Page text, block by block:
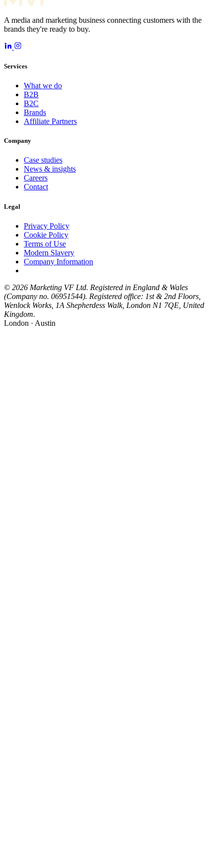
A media and marketing business connecting customers with the
brands they're ready to buy.
Services
What we do
B2B
B2C
Brands
Affiliate Partners
Company
Case studies
News & insights
Careers
Contact
Legal
Privacy Policy
Cookie Policy
Terms of Use
Modern Slavery
Company Information
© 2026 Marketing VF Ltd. Registered in England & Wales
(Company no. 06951544). Registered office: 1st & 2nd Floors,
Wenlock Works, 1A Shepherdess Walk, London N1 7QE, United
Kingdom.
London · Austin